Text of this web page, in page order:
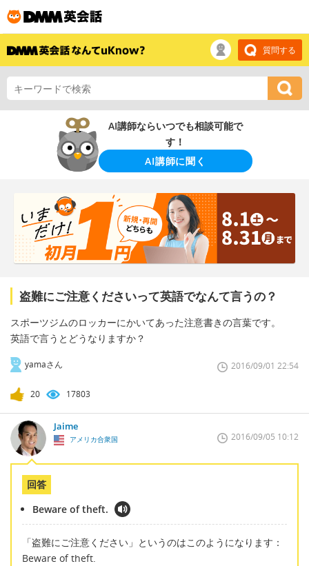
質問する
AI講師ならいつでも相談可能で
す！
AI講師に聞く
盗難にご注意くださいって英語でなんて言うの？
スポーツジムのロッカーにかいてあった注意書きの言葉です。
英語で言うとどうなりますか？
yamaさん 2016/09/01 22:54
20 17803
Jaime
アメリカ合衆国 2016/09/05 10:12
回答
Beware of theft.
「盗難にご注意ください」というのはこのようになります：
Beware of theft.